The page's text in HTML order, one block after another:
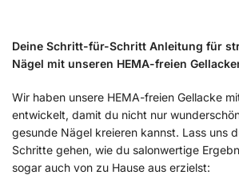
Deine Schritt-für-Schritt Anleitung für
Nägel mit unseren HEMA-freien
Wir haben unsere HEMA-freien Gellacke
entwickelt, damit du nicht nur
gesunde Nägel kreieren kannst. Lass uns
Schritte gehen, wie du salonwertige
sogar auch von zu Hause aus erzielst: